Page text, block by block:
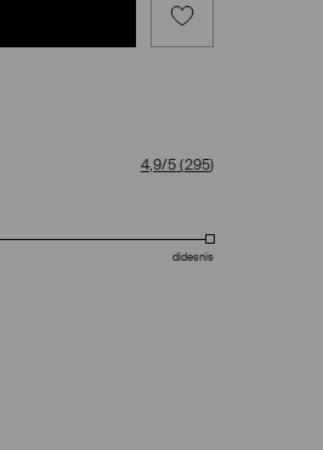
4,9/5(295)
didesnis